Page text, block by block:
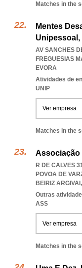
Matches in the
Mentes
Unipessoal,
AV SANCHES
FREGUESIAS
EVORA
Atividades de
UNIP
Ver empresa
Matches in the
Associação
R DE CALVES
POVOA DE
BEIRIZ ARGIVAI ,
Outras
ASS
Ver empresa
Matches in the